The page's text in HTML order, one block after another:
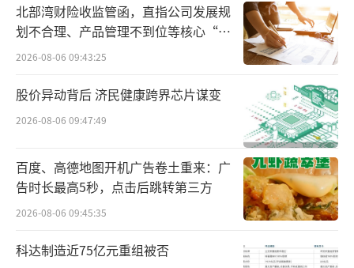
▲（小红书截图）
北部湾财险收监管函，直指公司发展规
划不合理、产品管理不到位等核心“痛
点”
2026-08-06 09:43:25
股价异动背后 济民健康跨界芯片谋变
2026-08-06 09:47:49
百度、高德地图开机广告卷土重来：广
告时长最高5秒，点击后跳转第三方
2026-08-06 09:45:35
科达制造近75亿元重组被否